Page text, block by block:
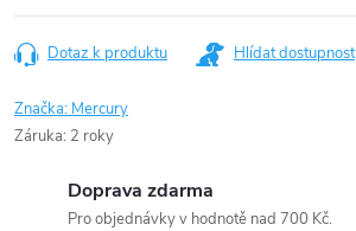
Dotaz k produktu Hlídat dostupnost
Značka: Mercury
Záruka: 2 roky
Doprava zdarma
Pro objednávky v hodnotě nad 700 Kč.